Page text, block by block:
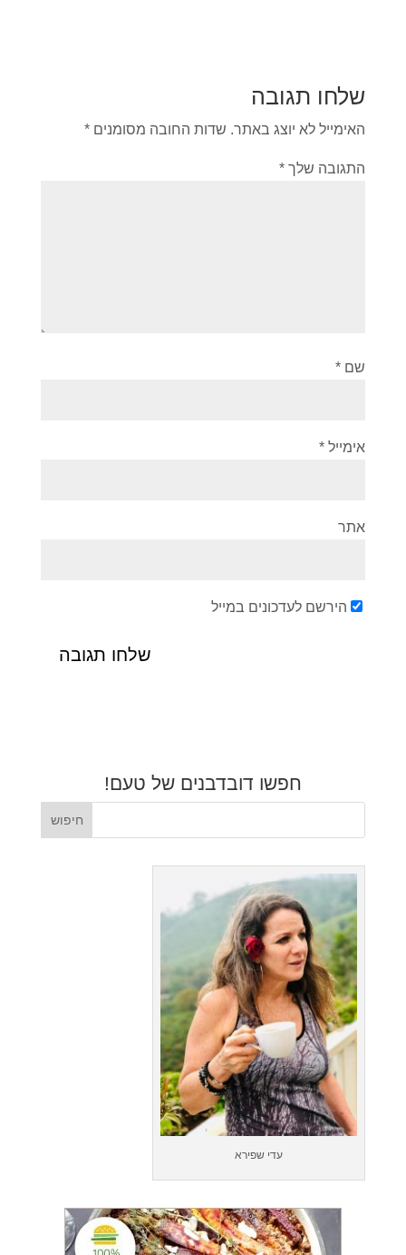
שלחו תגובה
האימייל לא יוצג באתר. שדות החובה מסומנים *
התגובה שלך *
שם *
אימייל *
אתר
הירשם לעדכונים במייל
חפשו דובדבנים של טעם!
עדי שפירא